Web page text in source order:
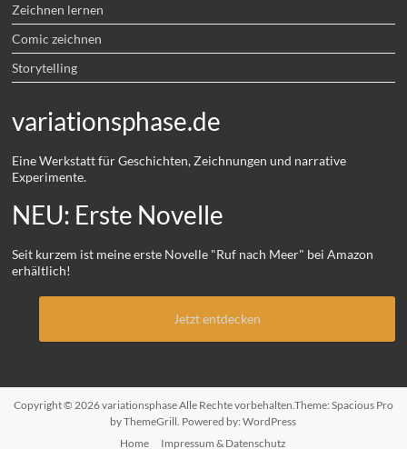
Zeichnen lernen
Comic zeichnen
Storytelling
variationsphase.de
Eine Werkstatt für Geschichten, Zeichnungen und narrative
Experimente.
NEU: Erste Novelle
Seit kurzem ist meine erste Novelle "Ruf nach Meer" bei Amazon
erhältlich!
Jetzt entdecken
Copyright © 2026variationsphaseAlle Rechte vorbehalten.Theme: Spacious Pro
by ThemeGrill. Powered by:WordPress
Home
Impressum & Datenschutz